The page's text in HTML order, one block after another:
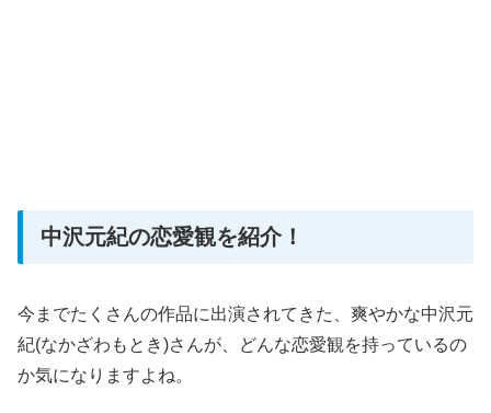
中沢元紀の恋愛観を紹介！
今までたくさんの作品に出演されてきた、爽やかな中沢元
紀(なかざわもとき)さんが、どんな恋愛観を持っているの
か気になりますよね。